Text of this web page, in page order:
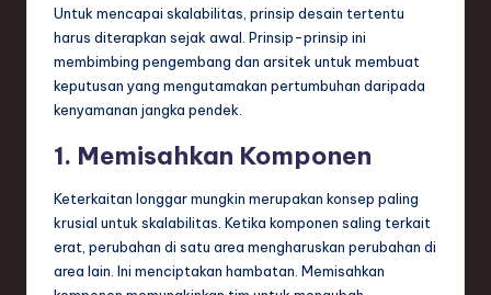
Untuk mencapai skalabilitas, prinsip desain tertentu
harus diterapkan sejak awal. Prinsip-prinsip ini
membimbing pengembang dan arsitek untuk membuat
keputusan yang mengutamakan pertumbuhan daripada
kenyamanan jangka pendek.
1. Memisahkan Komponen
Keterkaitan longgar mungkin merupakan konsep paling
krusial untuk skalabilitas. Ketika komponen saling terkait
erat, perubahan di satu area mengharuskan perubahan di
area lain. Ini menciptakan hambatan. Memisahkan